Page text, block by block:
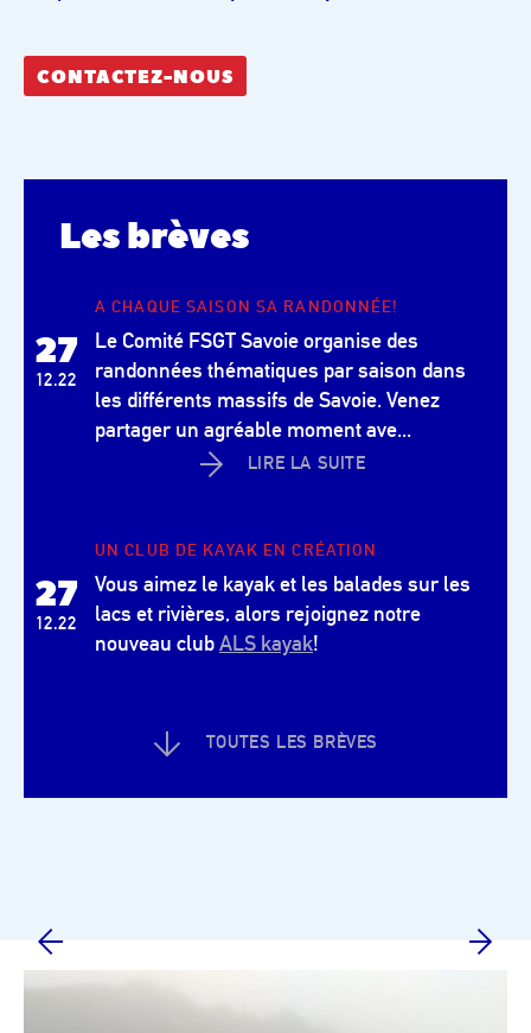
CONTACTEZ-NOUS
Les brèves
27
12.22
A CHAQUE SAISON SA RANDONNÉE!
Le Comité FSGT Savoie organise des
randonnées thématiques par saison dans
les différents massifs de Savoie. Venez
partager un agréable moment ave...
LIRE LA SUITE
27
12.22
UN CLUB DE KAYAK EN CRÉATION
Vous aimez le kayak et les balades sur les
lacs et rivières, alors rejoignez notre
nouveau clubALS kayak!
TOUTES LES BRÈVES